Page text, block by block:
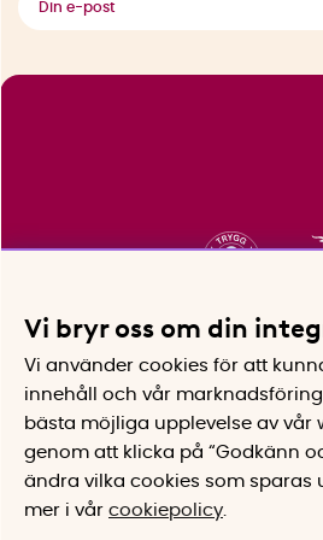
Vi bryr oss om din
Vi använder cookies för att
innehåll och vår
bästa möjliga upplevelse av vår
genom att klicka på “Godkänn
ändra vilka cookies som sparas
mer i vår cookiepolicy